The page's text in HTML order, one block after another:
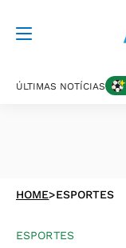
ÚLTIMAS NOTÍCIAS
HOME>ESPORTES
ESPORTES